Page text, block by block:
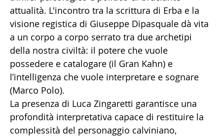
attualità. L'incontro tra la scrittura di Erba e la
visione registica di Giuseppe Dipasquale dà vita
a un corpo a corpo serrato tra due archetipi
della nostra civiltà: il potere che vuole
possedere e catalogare (il Gran Kahn) e
l’intelligenza che vuole interpretare e sognare
(Marco Polo).
La presenza di Luca Zingaretti garantisce una
profondità interpretativa capace di restituire la
complessità del personaggio calviniano,